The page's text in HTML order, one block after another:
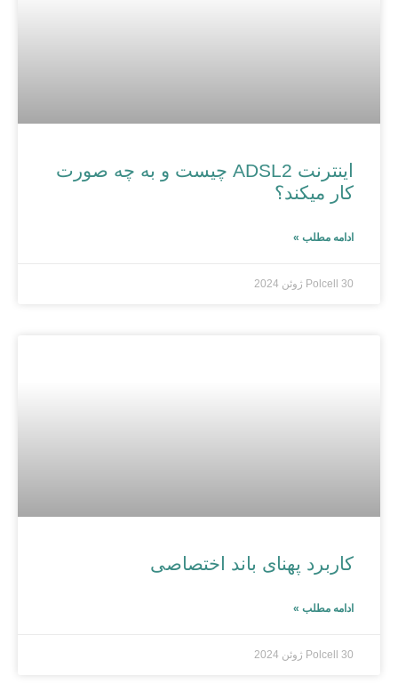
اینترنت ADSL2 چیست و به چه صورت
کار میکند؟
ادامه مطلب »
Polcell 30 ژوئن 2024
کاربرد پهنای باند اختصاصی
ادامه مطلب »
Polcell 30 ژوئن 2024